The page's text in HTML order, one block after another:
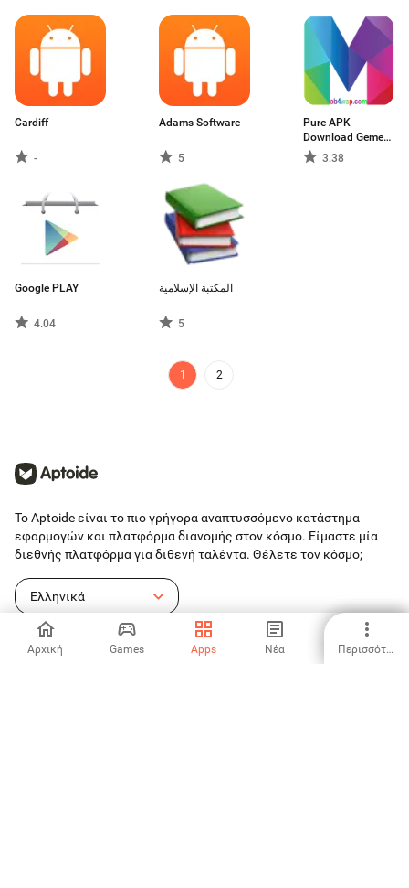
Αρχική Games Apps Νέα Περισσότερα
Cardiff
-
Adams Software
5
Pure APK
Download Gemes
And Apps
3.38
Google PLAY
4.04
المكتبة الإسلامية
5
1 2
Το Aptoide είναι το πιο γρήγορα αναπτυσσόμενο κατάστημα
εφαρμογών και πλατφόρμα διανομής στον κόσμο. Είμαστε μία
διεθνής πλατφόρμα για διθενή ταλέντα. Θέλετε τον κόσμο;
Ελληνικά